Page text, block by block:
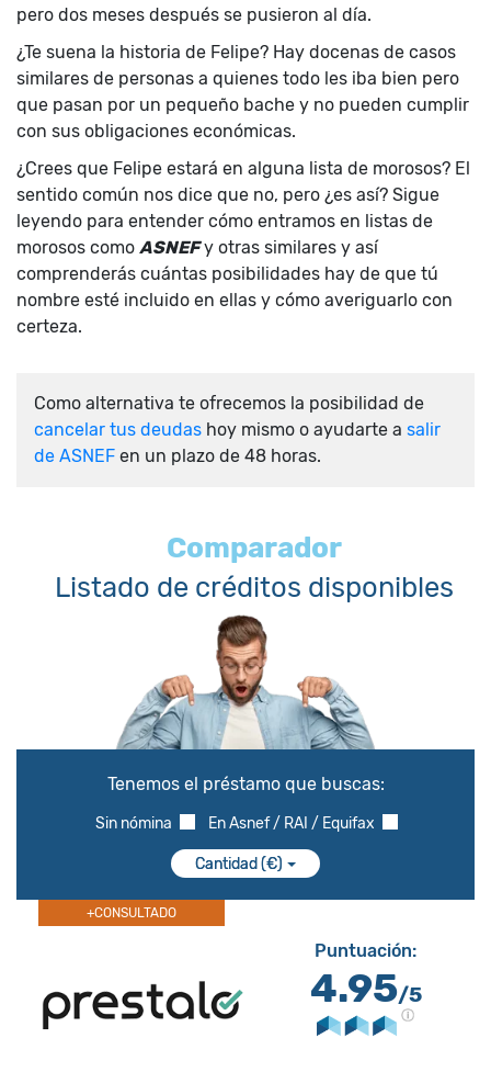
pero dos meses después se pusieron al día.
¿Te suena la historia de Felipe? Hay docenas de casos
similares de personas a quienes todo les iba bien pero
que pasan por un pequeño bache y no pueden cumplir
con sus obligaciones económicas.
¿Crees que Felipe estará en alguna lista de morosos? El
sentido común nos dice que no, pero ¿es así? Sigue
leyendo para entender cómo entramos en listas de
morosos como ASNEFy otras similares y así
comprenderás cuántas posibilidades hay de que tú
nombre esté incluido en ellas y cómo averiguarlo con
certeza.
Como alternativa te ofrecemos la posibilidad de
cancelar tus deudas hoy mismo o ayudarte a salir
de ASNEF en un plazo de 48 horas.
Comparador
Listado de créditos disponibles
Tenemos el préstamo que buscas:
Sin nómina En Asnef / RAI / Equifax
Cantidad (€)
+CONSULTADO
Puntuación:
4.95/5